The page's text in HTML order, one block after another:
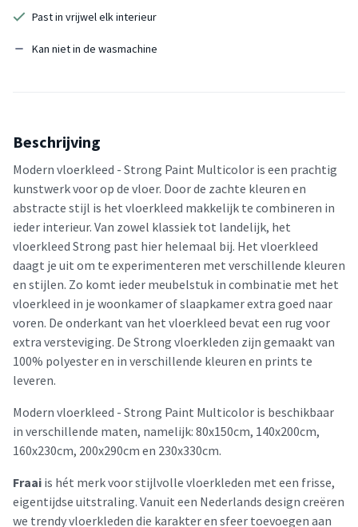
Past in vrijwel elk interieur
Kan niet in de wasmachine
Beschrijving
Modern vloerkleed - Strong Paint Multicolor is een prachtig
kunstwerk voor op de vloer. Door de zachte kleuren en
abstracte stijl is het vloerkleed makkelijk te combineren in
ieder interieur. Van zowel klassiek tot landelijk, het
vloerkleed Strong past hier helemaal bij. Het vloerkleed
daagt je uit om te experimenteren met verschillende kleuren
en stijlen. Zo komt ieder meubelstuk in combinatie met het
vloerkleed in je woonkamer of slaapkamer extra goed naar
voren. De onderkant van het vloerkleed bevat een rug voor
extra versteviging. De Strong vloerkleden zijn gemaakt van
100% polyester en in verschillende kleuren en prints te
leveren.
Modern vloerkleed - Strong Paint Multicolor is beschikbaar
in verschillende maten, namelijk: 80x150cm, 140x200cm,
160x230cm, 200x290cm en 230x330cm.
Fraai is hét merk voor stijlvolle vloerkleden met een frisse,
eigentijdse uitstraling. Vanuit een Nederlands design creëren
we trendy vloerkleden die karakter en sfeer toevoegen aan